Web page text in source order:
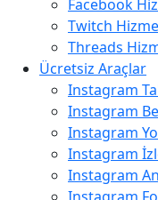
Facebook
Twitch
Threads
Ücretsiz Araçlar
Instagram
Instagram
Instagram
Instagram
Instagram